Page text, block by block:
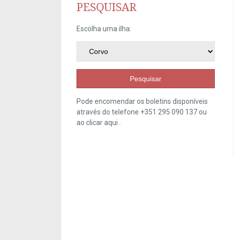
PESQUISAR
Escolha uma ilha:
Pesquisar
Pode encomendar os boletins disponíveis
através do telefone +351 295 090 137 ou
ao clicaraqui